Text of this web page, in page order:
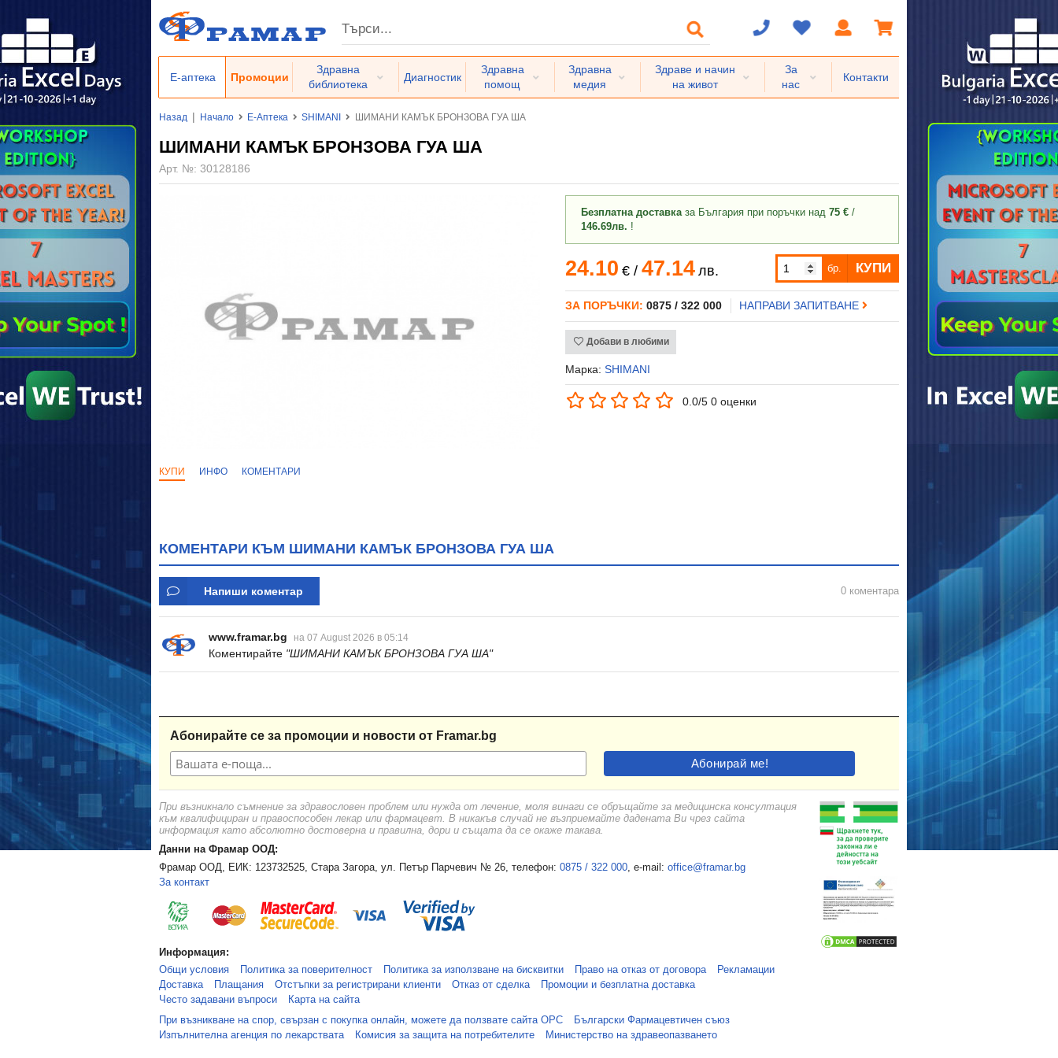
Е-аптека Промоции
Здравна
библиотека
Диагностик
Здравна
помощ
Здравна
медия
Здраве и начин
на живот
За
нас
Контакти
Назад | Начало Е-Аптека SHIMANI ШИМАНИ КАМЪК БРОНЗОВА ГУА ША
ШИМАНИ КАМЪК БРОНЗОВА ГУА ША
Арт. №: 30128186
Безплатна доставказа България при поръчки над 75 € /
146.69лв. !
24.10 €/ 47.14 лв. бр. КУПИ
ЗА ПОРЪЧКИ: 0875 / 322 000 НАПРАВИ ЗАПИТВАНЕ
Добави в любими
Марка:SHIMANI
0.0/5 0 оценки
КУПИ ИНФО КОМЕНТАРИ
КОМЕНТАРИ КЪМ ШИМАНИ КАМЪК БРОНЗОВА ГУА ША
Напиши коментар 0 коментара
www.framar.bg на 07 August 2026 в 05:14
Коментирайте "ШИМАНИ КАМЪК БРОНЗОВА ГУА ША"
Абонирайте се за промоции и новости от Framar.bg
При възникнало съмнение за здравословен проблем или нужда от лечение, моля винаги се обръщайте за медицинска консултация
към квалифициран и правоспособен лекар или фармацевт. В никакъв случай не възприемайте дадената Ви чрез сайта
информация като абсолютно достоверна и правилна, дори и същата да се окаже такава.
Данни на Фрамар ООД:
Фрамар ООД, ЕИК: 123732525, Стара Загора, ул. Петър Парчевич № 26, телефон: 0875 / 322 000 , e-mail: office@framar.bg
За контакт
Информация:
Общи условия
Политика за поверителност Политика за използване на бисквитки Право на отказ от договора
Рекламации
Доставка
Плащания Отстъпки за регистрирани клиенти Отказ от сделка
Промоции и безплатна доставка
Често задавани въпроси
Карта на сайта
При възникване на спор, свързан с покупка онлайн, можете да ползвате сайта ОРС
Български Фармацевтичен съюз
Изпълнителна агенция по лекарствата
Комисия за защита на потребителите Министерство на здравеопазването